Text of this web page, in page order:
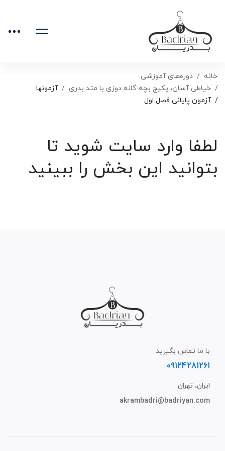
خانه
دوره‌های آموزشی
خیاطی آسان، پکیج بچه گانه دوزی با متد بدری
آزمونها
آزمون پایانی فصل اول
لطفا وارد سایت شوید تا
بتوانید این بخش را ببینید
با ما تماس بگیرید
09124281261
ایران، تهران
akrambadri@badriyan.com